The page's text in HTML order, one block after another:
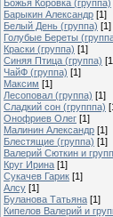
Божья Коровка (группа)
Барыкин Александр [1]
Белый День (группа) [1]
Голубые Береты
Краски (группа) [1]
Синяя Птица (группа)
ЧайФ (группа) [1]
Максим [1]
Лесоповал (группа) [1]
Сладкий сон (групппа)
Онофриев Олег [1]
Малинин Александр [1]
Блестящие (группа) [1]
Валерий Сюткин и
Круг Ирина [1]
Сукачев Гарик [1]
Алсу [1]
Буланова Татьяна [1]
Кипелов Валерий и